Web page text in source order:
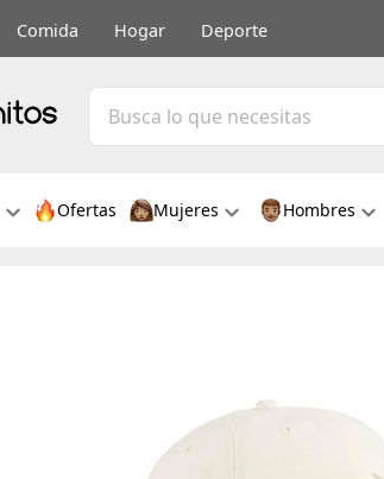
Comida Hogar Deporte
Ofertas Mujeres Hombres